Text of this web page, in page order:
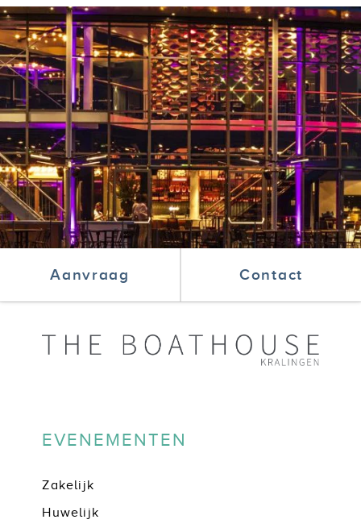
Aanvraag Contact
EVENEMENTEN
Zakelijk
Huwelijk